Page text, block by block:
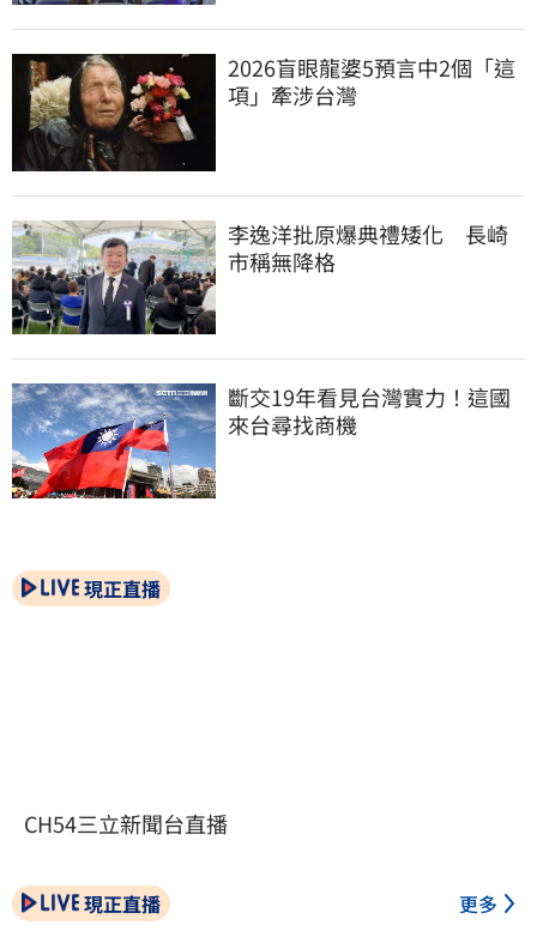
2026盲眼龍婆5預言中2個「這
項」牽涉台灣
李逸洋批原爆典禮矮化　長崎
市稱無降格
斷交19年看見台灣實力！這國
來台尋找商機
現正直播
CH54三立新聞台直播
現正直播 更多